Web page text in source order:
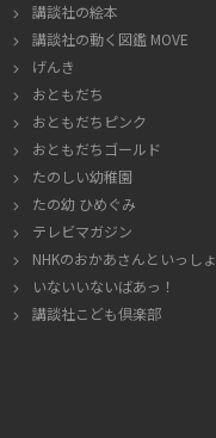
講談社の絵本
講談社の動く図鑑 MOVE
げんき
おともだち
おともだちピンク
おともだちゴールド
たのしい幼稚園
たの幼 ひめぐみ
テレビマガジン
NHKのおかあさんといっしょ
いないいないばあっ！
講談社こども倶楽部